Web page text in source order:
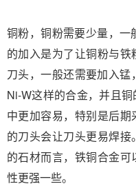
铜粉，铜粉需要少量，
的加入是为了让铜粉与
刀头，一般还需要加入
Ni-W这样的合金，并且
中更加容易，特别是后
的刀头会让刀头更易焊
的石材而言，铁铜合金
性更强一些。